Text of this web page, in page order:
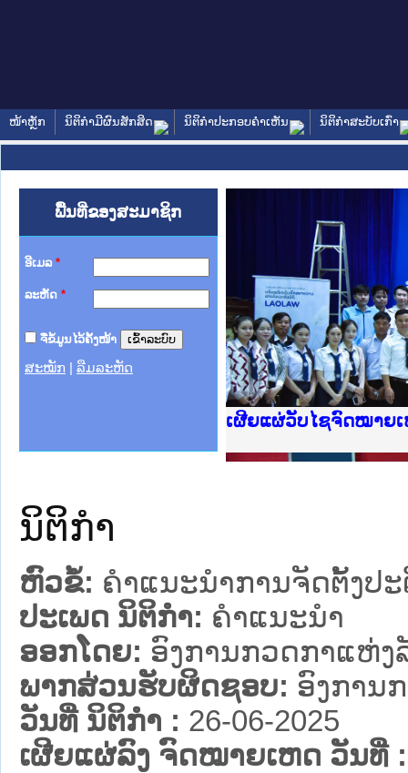
ໜ້າຫຼັກ ນິຕິກໍາມີຜົນສັກສິດ ນິຕິກໍາປະກອບຄໍາເຫັນ ນິຕິກໍາສະບັບເກົ່າ
ພື້ນທີ່ຂອງສະມາຊິກ
ອີເມລ *
ລະຫັດ *
ຈື່ຂໍ້ມູນໄວ້ຄັ້ງໜ້າ
ສະໝັກ ລືມລະຫັດ
ເຜີຍແຜ່ວັບໄຊຈົດໝາຍ
ຊາຊົນ ພາກເໜືອ
ການ
ກາງ
ກໃຕ້
ນຕຳຫຼວດປະຊາຊົນ
ສັນຕິບານປະຊາຊົນ
ກເໜືອ
ຊາຊົນ ພາກກາງ
ນິຕິກໍາ
ຫົວຂໍ້: ຄຳແນະນຳການຈັດຕັ້ງປ
ປະເພດ ນິຕິກໍາ: ຄໍາແນະນໍາ
ອອກໂດຍ: ອົງການກວດກາແຫ່ງ
ພາກສ່ວນຮັບຜິດຊອບ: ອົງການ
ວັນທີ່ ນິຕິກໍາ : 26-06-2025
ເຜີຍແຜ່ລົງ ຈົດໝາຍເຫດ ວັນທີ່ :